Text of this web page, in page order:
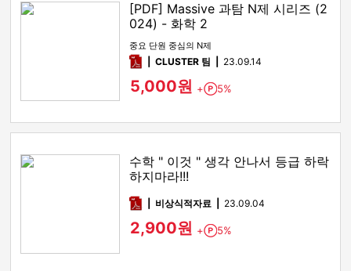
[PDF] Massive 과탐 N제 시리즈 (2
024) - 화학 2
중요 단원 중심의 N제
pdfCLUSTER 팀 23.09.14
5,000원 + Point
5%
수학 " 이것 " 생각 안나서 등급 하락
하지마라!!!
pdf비상식적자료 23.09.04
2,900원 + Point
5%